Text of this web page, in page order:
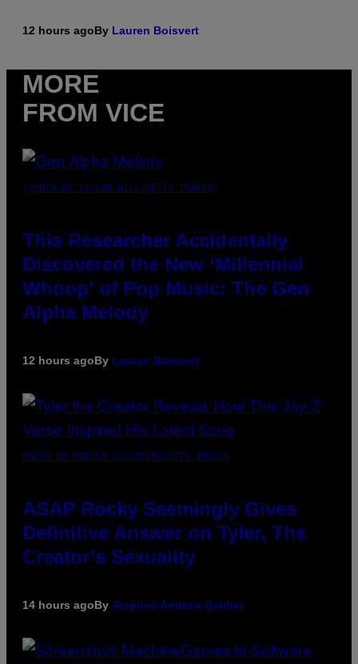
12 hours agoBy Lauren Boisvert
MORE
FROM VICE
(PHOTO BY TAYLOR HILL/GETTY IMAGES)
This Researcher Accidentally
Discovered the New ‘Millennial
Whoop’ of Pop Music: The Gen
Alpha Melody
12 hours agoBy Lauren Boisvert
PHOTO BY MONICA SCHIPPER/GETTY IMAGES
ASAP Rocky Seemingly Gives
Definitive Answer on Tyler, The
Creator’s Sexuality
14 hours agoBy Stephen Andrew Galiher